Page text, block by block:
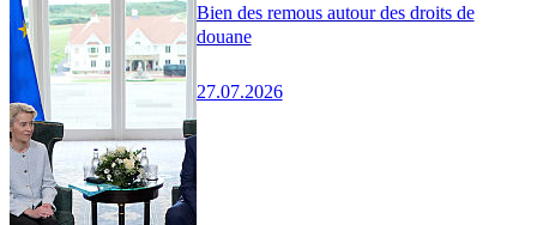
Bien des remous autour des droits de
douane
27.07.2026